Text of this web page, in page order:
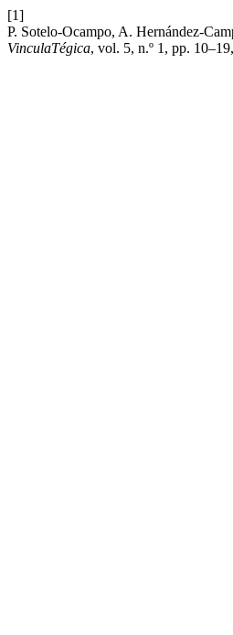
[1]
P. Sotelo-Ocampo, A. Hernández-
VinculaTégica, vol. 5, n.º 1, pp.